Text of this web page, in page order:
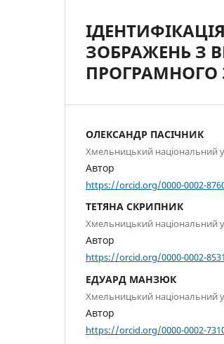
ЗОБРАЖЕНЬ З
ПРОГРАМНОГО
ОЛЕКСАНДР ПАСІЧНИК
Хмельницький національний
Автор
https://orcid.org/0000-0002-
ТЕТЯНА СКРИПНИК
Хмельницький національний
Автор
https://orcid.org/0000-0002-
ЕДУАРД МАНЗЮК
Хмельницький національний
Автор
https://orcid.org/0000-0002-